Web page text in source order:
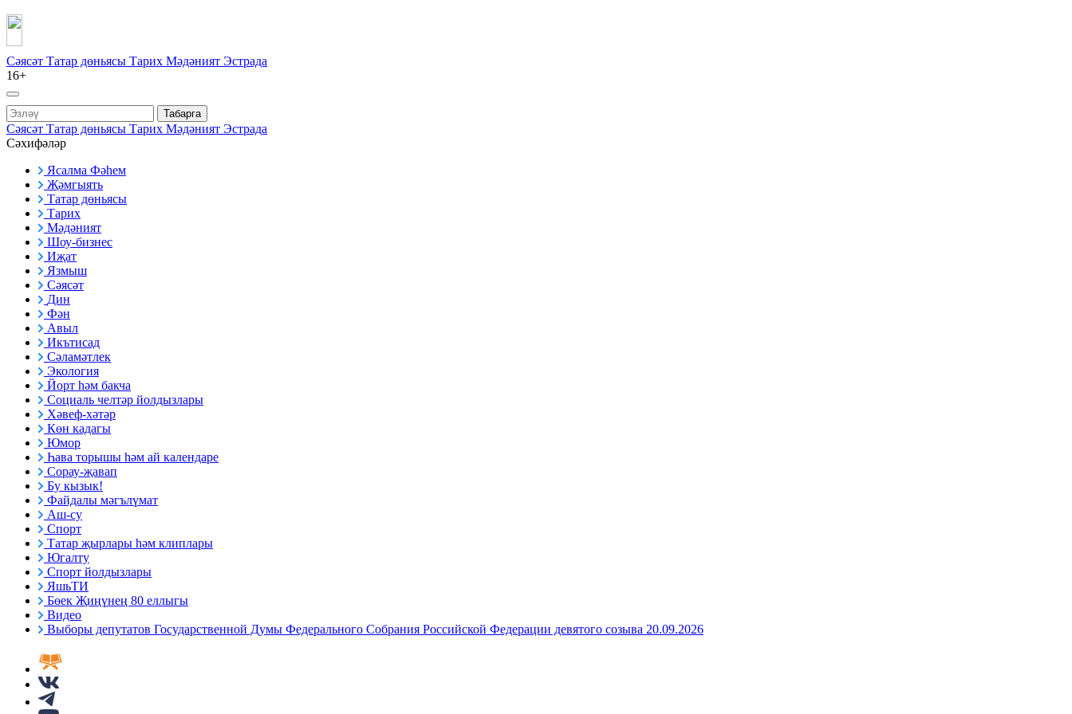
Сәясәт Татар дөньясы Тарих Мәдәният Эстрада
16+
Табарга
Сәясәт Татар дөньясы Тарих Мәдәният Эстрада
Сәхифәләр
Ясалма Фәһем
Җәмгыять
Татар дөньясы
Тарих
Мәдәният
Шоу-бизнес
Иҗат
Язмыш
Сәясәт
Дин
Фән
Авыл
Икътисад
Сәламәтлек
Экология
Йорт һәм бакча
Социаль челтәр йолдызлары
Хәвеф-хәтәр
Көн кадагы
Юмор
Һава торышы һәм ай календаре
Сорау-җавап
Бу кызык!
Файдалы мәгълүмат
Аш-су
Спорт
Татар җырлары һәм клиплары
Югалту
Спорт йолдызлары
ЯшьТИ
Бөек Җиңүнең 80 еллыгы
Видео
Выборы депутатов Государственной Думы Федерального Собрания Российской Федерации девятого созыва 20.09.2026